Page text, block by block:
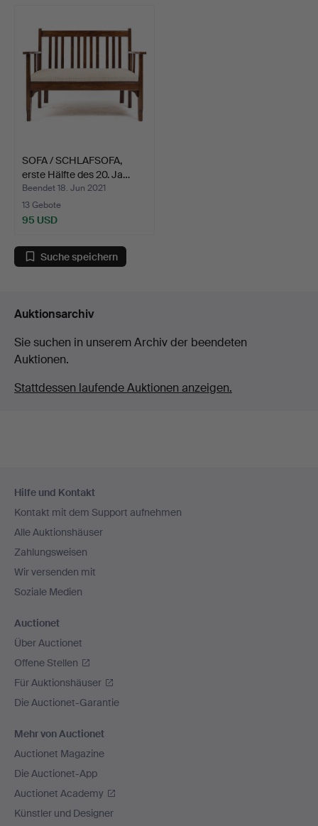
SOFA / SCHLAFSOFA,
erste Hälfte des 20. Ja…
Beendet 18. Jun 2021
13 Gebote
95 USD
Suche speichern
Auktionsarchiv
Sie suchen in unserem Archiv der beendeten
Auktionen.
Stattdessen laufende Auktionen anzeigen.
Navigation
Hilfe und Kontakt
Kontakt mit dem Support aufnehmen
Alle Auktionshäuser
Zahlungsweisen
Wir versenden mit
Soziale Medien
Auctionet
Über Auctionet
Offene Stellen
Für Auktionshäuser
Die Auctionet-Garantie
Mehr von Auctionet
Auctionet Magazine
Die Auctionet-App
Auctionet Academy
Künstler und Designer